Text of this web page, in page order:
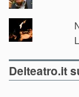
Delteatro.it